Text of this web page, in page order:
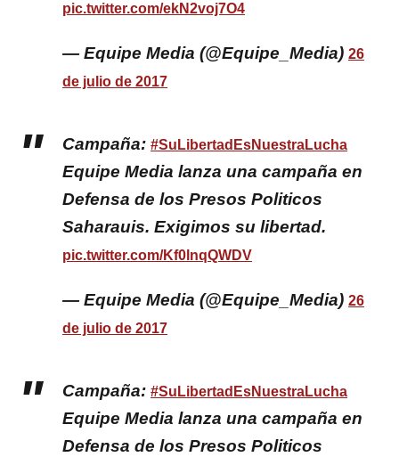
pic.twitter.com/ekN2voj7O4
— Equipe Media (@Equipe_Media) 26
de julio de 2017
Campaña: #SuLibertadEsNuestraLucha
Equipe Media lanza una campaña en
Defensa de los Presos Politicos
Saharauis. Exigimos su libertad.
pic.twitter.com/Kf0lnqQWDV
— Equipe Media (@Equipe_Media) 26
de julio de 2017
Campaña: #SuLibertadEsNuestraLucha
Equipe Media lanza una campaña en
Defensa de los Presos Politicos